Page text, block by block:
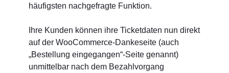
häufigsten nachgefragte Funktion.
Ihre Kunden können ihre Ticketdaten nun direkt
auf der WooCommerce-Dankeseite (auch
„Bestellung eingegangen“-Seite genannt)
unmittelbar nach dem Bezahlvorgang